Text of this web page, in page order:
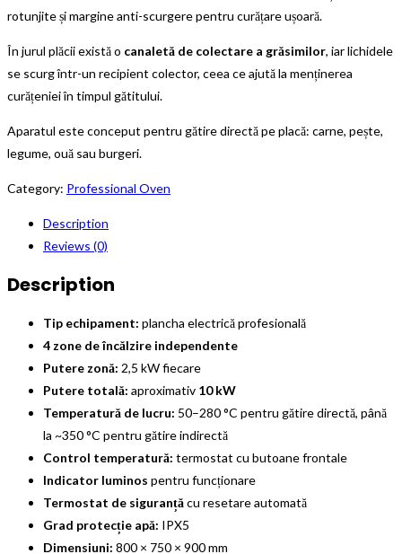
rotunjite și margine anti-scurgere pentru curățare ușoară.
În jurul plăcii există o canaletă de colectare a grăsimilor, iar lichidele
se scurg într-un recipient colector, ceea ce ajută la menținerea
curățeniei în timpul gătitului.
Aparatul este conceput pentru gătire directă pe placă: carne, pește,
legume, ouă sau burgeri.
Category: Professional Oven
Description
Reviews (0)
Description
Tip echipament: plancha electrică profesională
4 zone de încălzire independente
Putere zonă: 2,5 kW fiecare
Putere totală: aproximativ 10 kW
Temperatură de lucru: 50–280 °C pentru gătire directă, până
la ~350 °C pentru gătire indirectă
Control temperatură: termostat cu butoane frontale
Indicator luminos pentru funcționare
Termostat de siguranțăcu resetare automată
Grad protecție apă: IPX5
Dimensiuni: 800 × 750 × 900 mm